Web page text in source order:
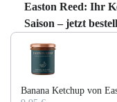
Easton Reed: Ihr
Saison – jetzt
Use the Previous and
Banana Ketchup von